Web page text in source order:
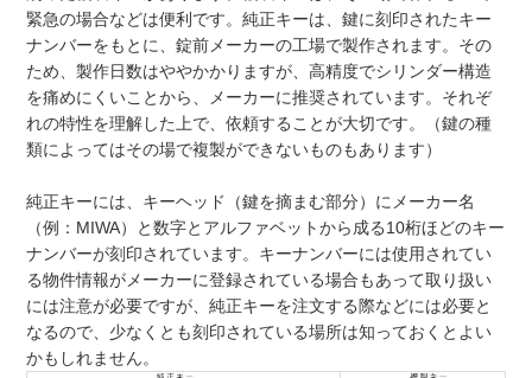
緊急の場合などは便利です。純正キーは、鍵に刻印されたキー
ナンバーをもとに、錠前メーカーの工場で製作されます。その
ため、製作日数はややかかりますが、高精度でシリンダー構造
を痛めにくいことから、メーカーに推奨されています。それぞ
れの特性を理解した上で、依頼することが大切です。（鍵の種
類によってはその場で複製ができないものもあります）
純正キーには、キーヘッド（鍵を摘まむ部分）にメーカー名
（例：MIWA）と数字とアルファベットから成る10桁ほどのキー
ナンバーが刻印されています。キーナンバーには使用されてい
る物件情報がメーカーに登録されている場合もあって取り扱い
には注意が必要ですが、純正キーを注文する際などには必要と
なるので、少なくとも刻印されている場所は知っておくとよい
かもしれません。